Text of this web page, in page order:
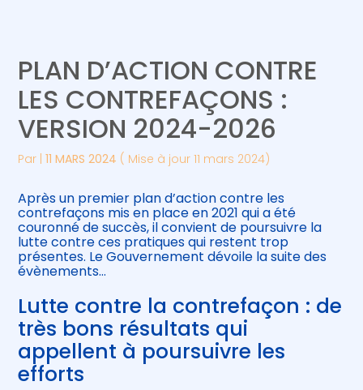
Gérer votre quotidien
Piloter votre entreprise
Développer votre entreprise
Construire votre patrimoine
Être prêt pour la facturation
électronique
Suivre votre comptabilité
Gérer vos ressources humaines
PLAN D’ACTION CONTRE
LES CONTREFAÇONS :
VERSION 2024-2026
Par |11 MARS 2024 ( Mise à jour 11 mars 2024)
Après un premier plan d’action contre les
contrefaçons mis en place en 2021 qui a été
couronné de succès, il convient de poursuivre la
lutte contre ces pratiques qui restent trop
présentes. Le Gouvernement dévoile la suite des
évènements…
Lutte contre la contrefaçon : de
très bons résultats qui
appellent à poursuivre les
efforts